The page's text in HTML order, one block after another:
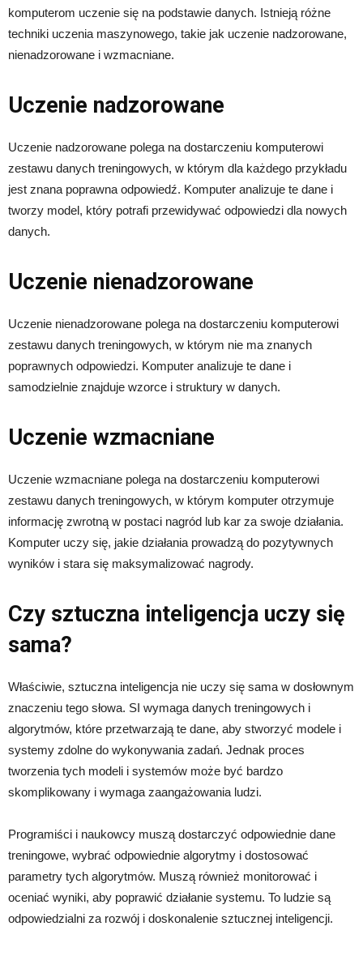
komputerom uczenie się na podstawie danych. Istnieją różne
techniki uczenia maszynowego, takie jak uczenie nadzorowane,
nienadzorowane i wzmacniane.
Uczenie nadzorowane
Uczenie nadzorowane polega na dostarczeniu komputerowi
zestawu danych treningowych, w którym dla każdego przykładu
jest znana poprawna odpowiedź. Komputer analizuje te dane i
tworzy model, który potrafi przewidywać odpowiedzi dla nowych
danych.
Uczenie nienadzorowane
Uczenie nienadzorowane polega na dostarczeniu komputerowi
zestawu danych treningowych, w którym nie ma znanych
poprawnych odpowiedzi. Komputer analizuje te dane i
samodzielnie znajduje wzorce i struktury w danych.
Uczenie wzmacniane
Uczenie wzmacniane polega na dostarczeniu komputerowi
zestawu danych treningowych, w którym komputer otrzymuje
informację zwrotną w postaci nagród lub kar za swoje działania.
Komputer uczy się, jakie działania prowadzą do pozytywnych
wyników i stara się maksymalizować nagrody.
Czy sztuczna inteligencja uczy się
sama?
Właściwie, sztuczna inteligencja nie uczy się sama w dosłownym
znaczeniu tego słowa. SI wymaga danych treningowych i
algorytmów, które przetwarzają te dane, aby stworzyć modele i
systemy zdolne do wykonywania zadań. Jednak proces
tworzenia tych modeli i systemów może być bardzo
skomplikowany i wymaga zaangażowania ludzi.
Programiści i naukowcy muszą dostarczyć odpowiednie dane
treningowe, wybrać odpowiednie algorytmy i dostosować
parametry tych algorytmów. Muszą również monitorować i
oceniać wyniki, aby poprawić działanie systemu. To ludzie są
odpowiedzialni za rozwój i doskonalenie sztucznej inteligencji.